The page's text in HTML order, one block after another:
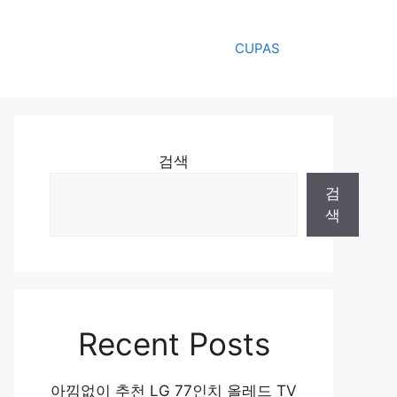
CUPAS
검색
검
색
Recent Posts
아낌없이 추천 LG 77인치 올레드 TV